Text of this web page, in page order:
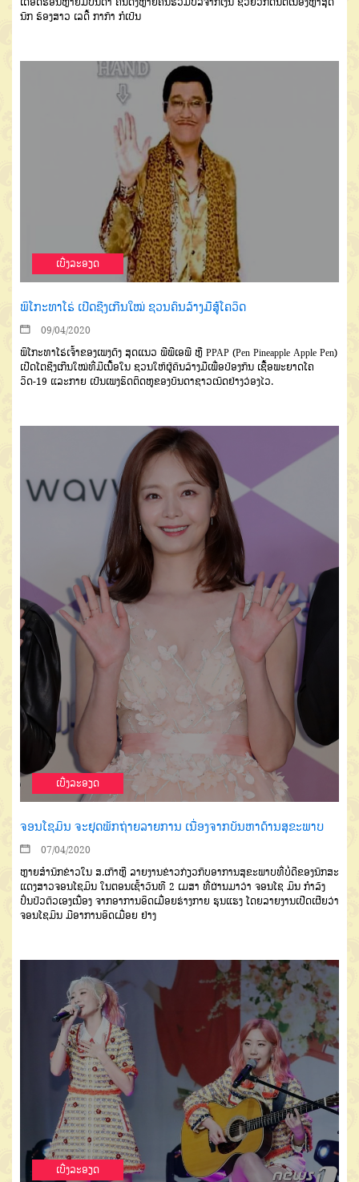
ນັັກ ຮ້ອງສາວ ເລດີ້ ກາກ້າ ກໍເປັນ
ເບີ່ງລະອຽດ
ພິໂກະທາໂຣ່ ເປີດຊີງເກີນໃໝ່ ຊວນຄົນລ້າງມືສູ້ໂຄວິດ
09/04/2020
ພິໂກະທາໂຣ່ເຈົ້າຂອງເພງດັງ ສຸດແນວ ພີພີເອພີ ຫຼື PPAP (Pen Pineapple Apple Pen)
ເປີດໂຕຊີງເກີນໃໝ່ທີ່ມີເນື້ອໃນ ຊວນໃຫ້ຜູ້ຄົນລ້າງມືເພື່ອປ້ອງກັນ ເຊື້ອພະຍາດໂຄ
ວິດ-19 ແລະກາຍ ເປັນເພງຮິດຕິດຫູຂອງບັນດາຊາວເນັດຢ່າງວ່ອງໄວ.
ເບີ່ງລະອຽດ
ຈອນໂຊມິນ ຈະຢຸດພັກຖ່າຍລາຍການ ເນື່ອງຈາກບັນຫາດ້ານສຸຂະພາບ
07/04/2020
ຫຼາຍສຳນັກຂ່າວໃນ ສ.ເກົາຫຼີ ລາຍງານຂ່າວກ່ຽວກັບອາການສຸຂະພາບທີ່ບໍ່ດີຂອງນັກສະ
ແດງສາວຈອນໂຊມິນ ໃນຕອນເຊົ້າວັນທີ 2 ເມສາ ທີ່ຜ່ານມາວ່າ ຈອນໂຊ ມິນ ກຳລັງ
ປິ່ນປົວຕົວເອງເນື່ອງ ຈາກອາການອິດເມື່ອຍຮ່າງກາຍ ຮຸນແຮງ ໂດຍລາຍງານເປີດເຜີຍວ່າ
ຈອນໂຊມິນ ມີອາການອິດເມື່ອຍ ຢ່າງ
ເບີ່ງລະອຽດ